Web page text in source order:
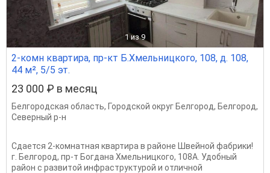
1 из 9
2-комн квартира, пр-кт Б.Хмельницкого, 108, д. 108,
44 м², 5/5 эт.
23 000 ₽ в месяц
Белгородская область, Городской округ Белгород, Белгород,
Северный р-н
Сдается 2-комнатная квартира в районе Швейной фабрики!
г. Белгород, пр-т Богдана Хмельницкого, 108А. Удобный
район с развитой инфраструктурой и отличной